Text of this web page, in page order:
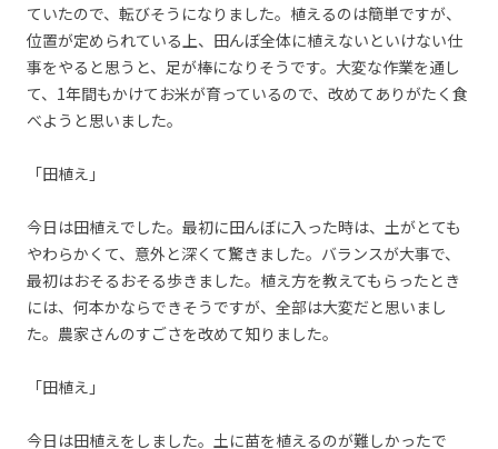
ていたので、転びそうになりました。植えるのは簡単ですが、
位置が定められている上、田んぼ全体に植えないといけない仕
事をやると思うと、足が棒になりそうです。大変な作業を通し
て、1年間もかけてお米が育っているので、改めてありがたく食
べようと思いました。
「田植え」
今日は田植えでした。最初に田んぼに入った時は、土がとても
やわらかくて、意外と深くて驚きました。バランスが大事で、
最初はおそるおそる歩きました。植え方を教えてもらったとき
には、何本かならできそうですが、全部は大変だと思いまし
た。農家さんのすごさを改めて知りました。
「田植え」
今日は田植えをしました。土に苗を植えるのが難しかったで